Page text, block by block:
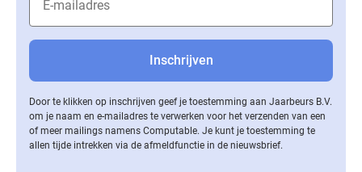
Door te klikken op inschrijven geef je toestemming aan Jaarbeurs B.V.
om je naam en e-mailadres te verwerken voor het verzenden van een
of meer mailings namens Computable. Je kunt je toestemming te
allen tijde intrekken via de af­meld­func­tie in de nieuwsbrief.